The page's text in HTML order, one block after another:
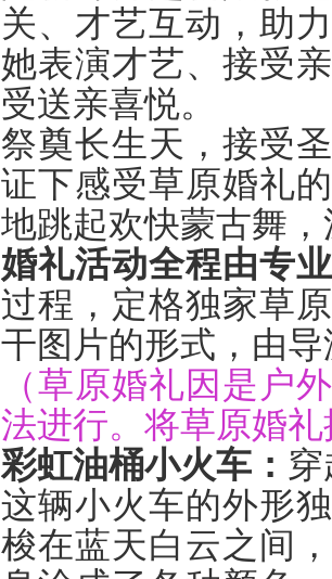
关、才艺互动，助
她表演才艺、接受
受送亲喜悦。
祭奠长生天，接受
证下感受草原婚礼
地跳起欢快蒙古舞
婚礼活动全程由专
过程，定格独家草
干图片的形式，由
（草原婚礼因是户
法进行。将草原婚
彩虹油桶小火车：
这辆小火车的外形
梭在蓝天白云之间